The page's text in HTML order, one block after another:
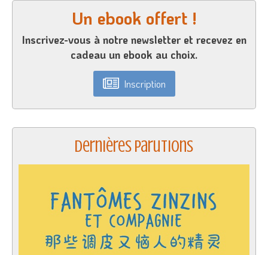
Un ebook offert !
Inscrivez-vous à notre newsletter et recevez en
cadeau un ebook au choix.
Inscription
Dernières parutions